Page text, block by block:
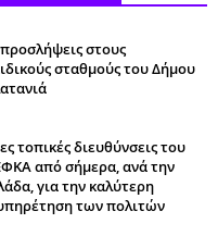
στους
σταθμούς του Δήμου
τοπικές διευθύνσεις του
από σήμερα, ανά την
για την καλύτερη
των πολιτών